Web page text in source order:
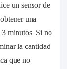
un sensor de
una
minutos. Si no
la cantidad
que no